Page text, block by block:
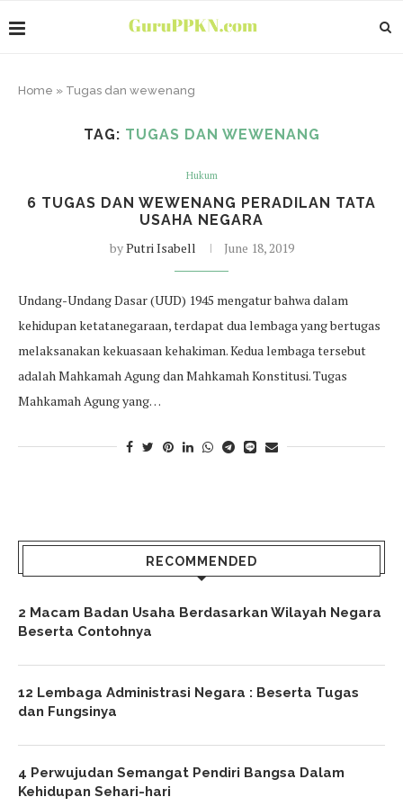
Home » Tugas dan wewenang
TAG: TUGAS DAN WEWENANG
Hukum
6 TUGAS DAN WEWENANG PERADILAN TATA
USAHA NEGARA
byPutri Isabell June 18, 2019
Undang-Undang Dasar (UUD) 1945 mengatur bahwa dalam
kehidupan ketatanegaraan, terdapat dua lembaga yang bertugas
melaksanakan kekuasaan kehakiman. Kedua lembaga tersebut
adalah Mahkamah Agung dan Mahkamah Konstitusi. Tugas
Mahkamah Agung yang…
RECOMMENDED
2 Macam Badan Usaha Berdasarkan Wilayah Negara
Beserta Contohnya
12 Lembaga Administrasi Negara : Beserta Tugas
dan Fungsinya
4 Perwujudan Semangat Pendiri Bangsa Dalam
Kehidupan Sehari-hari